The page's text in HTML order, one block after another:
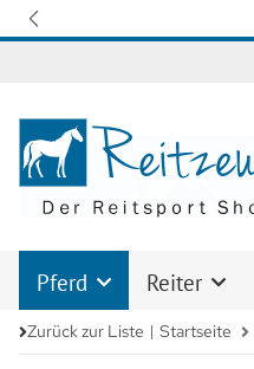
Pferd Reiter
Zurück zur Liste Startseite